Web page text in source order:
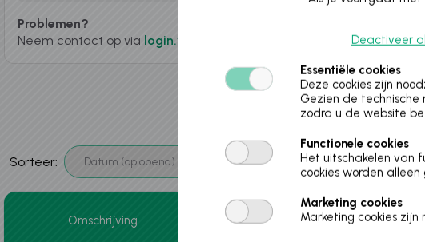
Problemen?
Neem contact op via login.vrijetijd@balen.be
Sorteer:
Omschrijving
Deactiveer
Essentiële cookies
Deze cookies zijn
Gezien de
zodra u de website
Functionele cookies
Het uitschakelen van
cookies worden
Marketing cookies
Marketing cookies